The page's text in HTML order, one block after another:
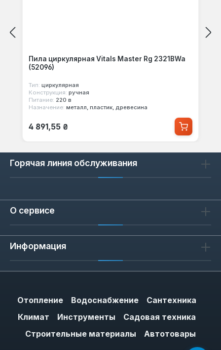
Пила циркулярная Vitals Master Rg 2321BWa
(52096)
Тип: циркулярная
Конструкция: ручная
Питание: 220 в
Назначение: металл, пластик, древесина
Обычная цена:
4 891,55 ₴
Горячая линия обслуживания
О сервисе
Информация
Отопление Водоснабжение
Сантехника
Климат
Инструменты
Садовая техника
Строительные материалы
Автотовары